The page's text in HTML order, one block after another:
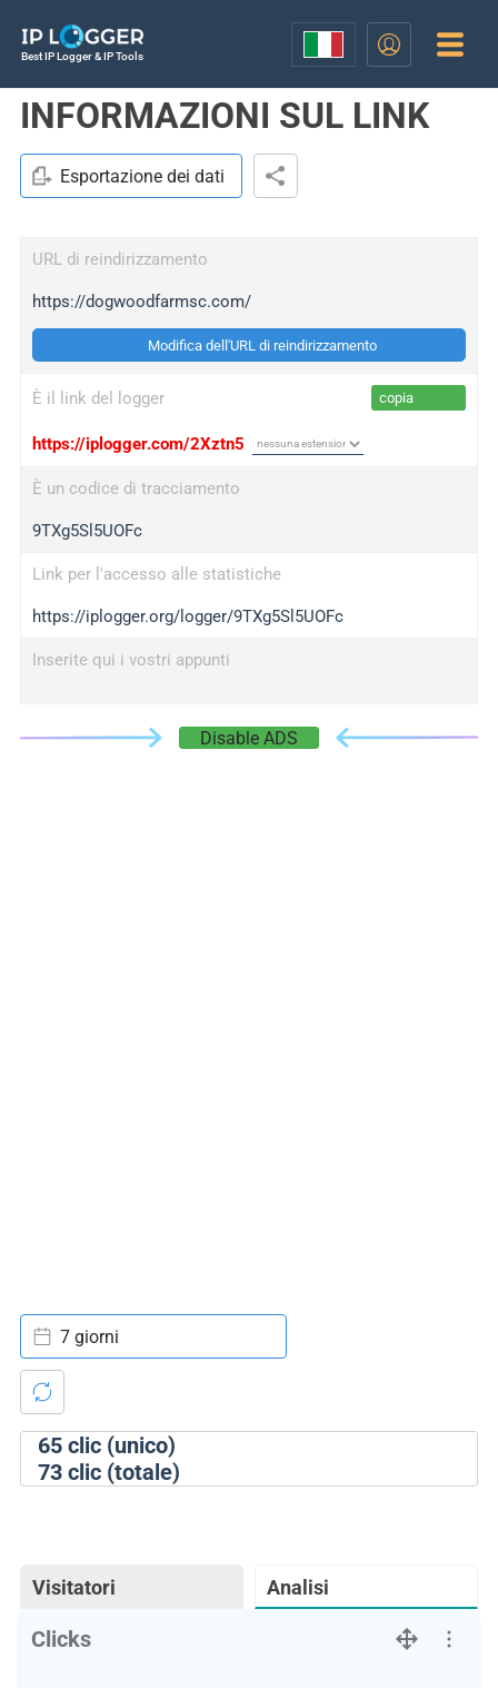
Best IP Logger & IP Tools
INFORMAZIONI SUL LINK
Esportazione dei dati
URL di reindirizzamento
https://dogwoodfarmsc.com/
Modifica dell'URL di reindirizzamento
È il link del logger copia
https://iplogger.com/2Xztn5
È un codice di tracciamento
9TXg5Sl5UOFc
Link per l'accesso alle statistiche
https://iplogger.org/logger/9TXg5Sl5UOFc
Inserite qui i vostri appunti
Disable ADS
65clic (unico)
73clic (totale)
7 giorni
Visitatori Analisi
Clicks